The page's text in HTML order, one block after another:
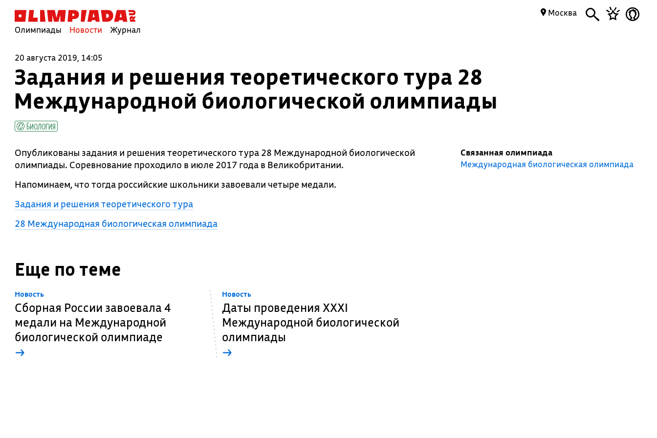
Олимпиады Новости Журнал
Москва
20 августа 2019, 14:05
Задания и решения теоретического тура 28
Международной биологической олимпиады
Биология
Опубликованы задания и решения теоретического тура 28 Международной биологической
олимпиады. Соревнование проходило в июле 2017 года в Великобритании.
Напоминаем, что тогда российские школьники завоевали четыре медали.
Задания и решения теоретического тура
28 Международная биологическая олимпиада
Связанная олимпиада
Международная биологическая олимпиада
Еще по теме
Новость
Сборная России завоевала 4
медали на Международной
биологической олимпиаде
→
Новость
Даты проведения XXXI
Международной биологической
олимпиады
→